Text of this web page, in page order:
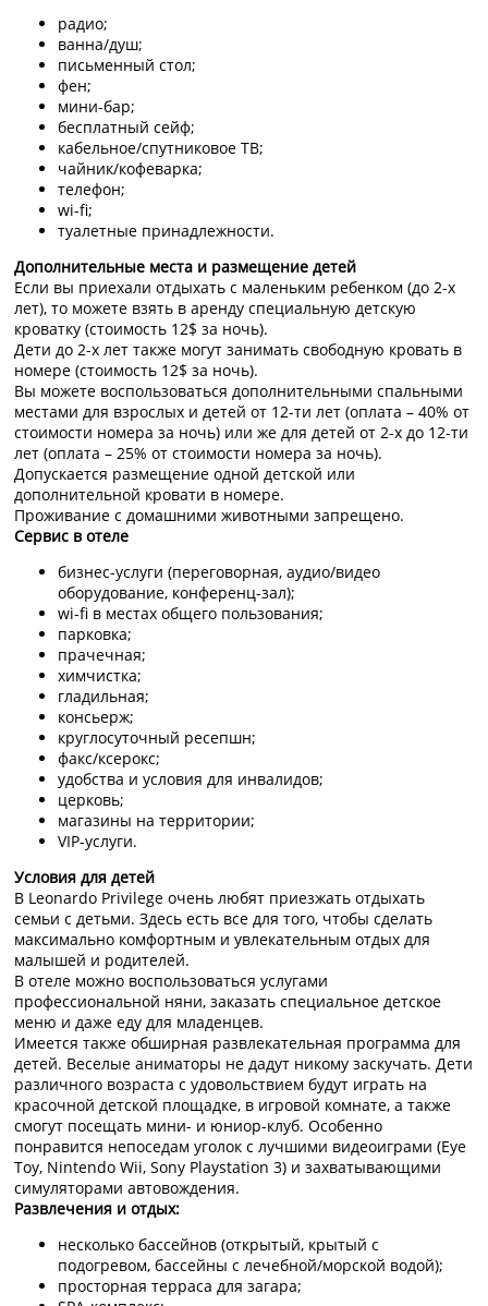
радио;
ванна/душ;
письменный стол;
фен;
мини-бар;
бесплатный сейф;
кабельное/спутниковое ТВ;
чайник/кофеварка;
телефон;
wi-fi;
туалетные принадлежности.
Дополнительные места и размещение детей
Если вы приехали отдыхать с маленьким ребенком (до 2-х
лет), то можете взять в аренду специальную детскую
кроватку (стоимость 12$ за ночь).
Дети до 2-х лет также могут занимать свободную кровать в
номере (стоимость 12$ за ночь).
Вы можете воспользоваться дополнительными спальными
местами для взрослых и детей от 12-ти лет (оплата – 40% от
стоимости номера за ночь) или же для детей от 2-х до 12-ти
лет (оплата – 25% от стоимости номера за ночь).
Допускается размещение одной детской или
дополнительной кровати в номере.
Проживание с домашними животными запрещено.
Сервис в отеле
бизнес-услуги (переговорная, аудио/видео
оборудование, конференц-зал);
wi-fi в местах общего пользования;
парковка;
прачечная;
химчистка;
гладильная;
консьерж;
круглосуточный ресепшн;
факс/ксерокс;
удобства и условия для инвалидов;
церковь;
магазины на территории;
VIP-услуги.
Условия для детей
В Leonardo Privilege очень любят приезжать отдыхать
семьи с детьми. Здесь есть все для того, чтобы сделать
максимально комфортным и увлекательным отдых для
малышей и родителей.
В отеле можно воспользоваться услугами
профессиональной няни, заказать специальное детское
меню и даже еду для младенцев.
Имеется также обширная развлекательная программа для
детей. Веселые аниматоры не дадут никому заскучать. Дети
различного возраста с удовольствием будут играть на
красочной детской площадке, в игровой комнате, а также
смогут посещать мини- и юниор-клуб. Особенно
понравится непоседам уголок с лучшими видеоиграми (Eye
Toy, Nintendo Wii, Sony Playstation 3) и захватывающими
симуляторами автовождения.
Развлечения и отдых:
несколько бассейнов (открытый, крытый с
подогревом, бассейны с лечебной/морской водой);
просторная терраса для загара;